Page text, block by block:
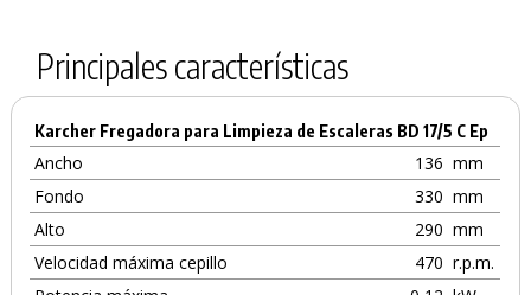
Principales características
Karcher Fregadora para Limpieza de Escaleras BD 17/5 C Ep
Ancho 136 mm
Fondo
330 mm
Alto
290 mm
Velocidad máxima cepillo
470 r.p.m.